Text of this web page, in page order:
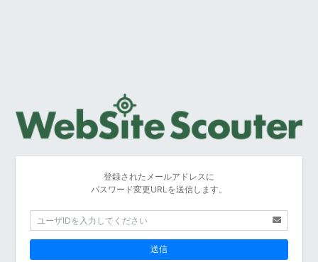
登録されたメールアドレスに
パスワード変更URLを送信します。
送信